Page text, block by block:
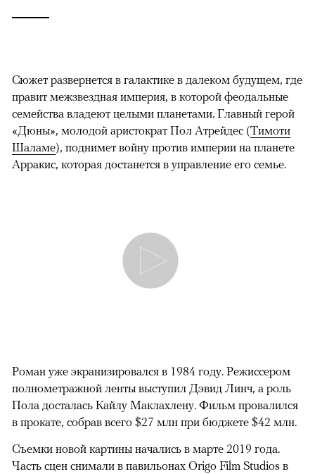
Сюжет развернется в галактике в далеком будущем, где
правит межзвездная империя, в которой феодальные
семейства владеют целыми планетами. Главный герой
«Дюны», молодой аристократ Пол Атрейдес (Тимоти
Шаламе), поднимет войну против империи на планете
Арракис, которая достанется в управление его семье.
Роман уже экранизировался в 1984 году. Режиссером
полнометражной ленты выступил Дэвид Линч, а роль
Пола досталась Кайлу Маклахлену. Фильм провалился
в прокате, собрав всего $27 млн при бюджете $42 млн.
Съемки новой картины начались в марте 2019 года.
Часть сцен снимали в павильонах Origo Film Studios в